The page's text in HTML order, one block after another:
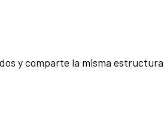
y comparte la misma